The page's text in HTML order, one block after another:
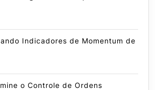
Indicadores de Momentum de
o Controle de Ordens